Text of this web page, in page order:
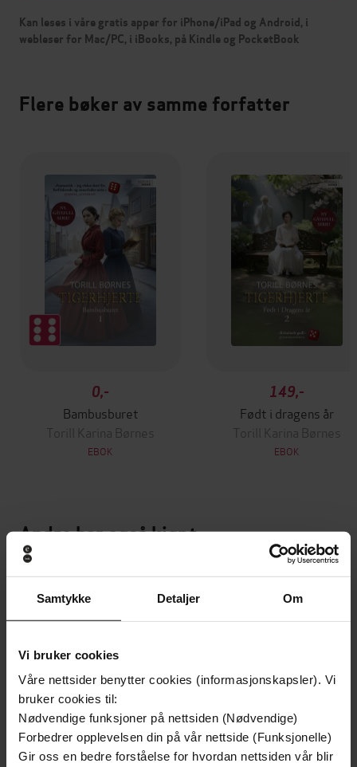
Samtykke Detaljer Om
Vi bruker cookies
Våre nettsider benytter cookies (informasjonskapsler). Vi
bruker cookies til:
Nødvendige funksjoner på nettsiden (Nødvendige)
Forbedrer opplevelsen din på vår nettside (Funksjonelle)
Gir oss en bedre forståelse for hvordan nettsiden vår blir
Kan leses i våre gratis apper for iPhone/iPad og Android, i
webleser for Mac/PC, i iBooks, på Kindle og PocketBook
Flere bøker av samme forfatter
0,-
Bambusburet
Torill Karina Børnes
EBOK
149,-
Født i dragens år
Torill Karina Børnes
EBOK
Andre har også kjøpt